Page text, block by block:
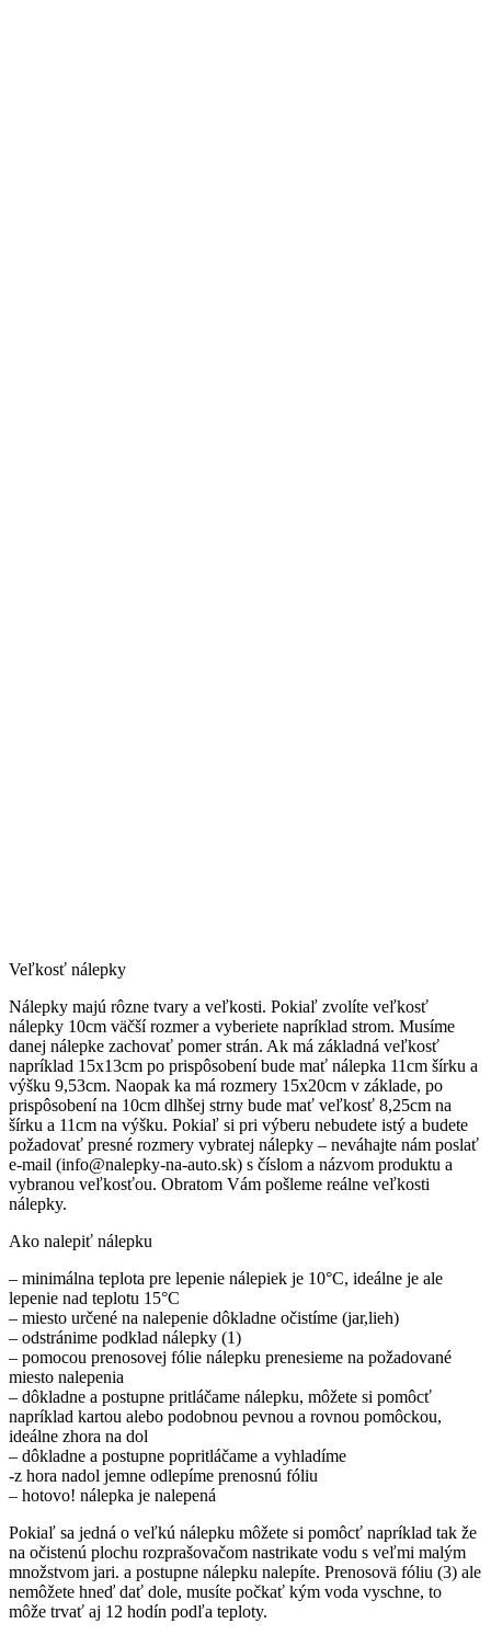
Veľkosť nálepky
Nálepky majú rôzne tvary a veľkosti. Pokiaľ zvolíte veľkosť
nálepky 10cm väčší rozmer a vyberiete napríklad strom. Musíme
danej nálepke zachovať pomer strán. Ak má základná veľkosť
napríklad 15x13cm po prispôsobení bude mať nálepka 11cm šírku a
výšku 9,53cm. Naopak ka má rozmery 15x20cm v základe, po
prispôsobení na 10cm dlhšej strny bude mať veľkosť 8,25cm na
šírku a 11cm na výšku. Pokiaľ si pri výberu nebudete istý a budete
požadovať presné rozmery vybratej nálepky – neváhajte nám poslať
e-mail (info@nalepky-na-auto.sk) s číslom a názvom produktu a
vybranou veľkosťou. Obratom Vám pošleme reálne veľkosti
nálepky.
Ako nalepiť nálepku
– minimálna teplota pre lepenie nálepiek je 10°C, ideálne je ale
lepenie nad teplotu 15°C
– miesto určené na nalepenie dôkladne očistíme (jar,lieh)
– odstránime podklad nálepky (1)
– pomocou prenosovej fólie nálepku prenesieme na požadované
miesto nalepenia
– dôkladne a postupne pritláčame nálepku, môžete si pomôcť
napríklad kartou alebo podobnou pevnou a rovnou pomôckou,
ideálne zhora na dol
– dôkladne a postupne popritláčame a vyhladíme
-z hora nadol jemne odlepíme prenosnú fóliu
– hotovo! nálepka je nalepená
Pokiaľ sa jedná o veľkú nálepku môžete si pomôcť napríklad tak že
na očistenú plochu rozprašovačom nastrikate vodu s veľmi malým
množstvom jari. a postupne nálepku nalepíte. Prenosovä fóliu (3) ale
nemôžete hneď dať dole, musíte počkať kým voda vyschne, to
môže trvať aj 12 hodín podľa teploty.